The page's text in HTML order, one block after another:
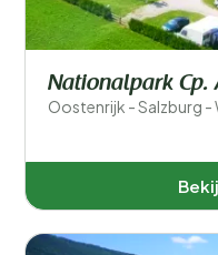
Nationalpark Cp.
Oostenrijk - Salzburg -